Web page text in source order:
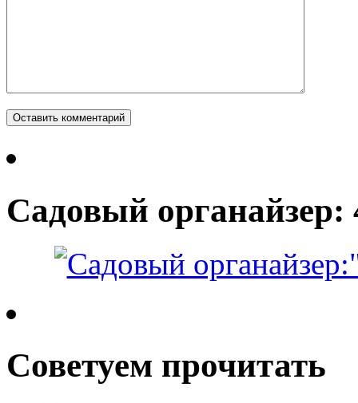
Садовый органайзер:
Советуем прочитать